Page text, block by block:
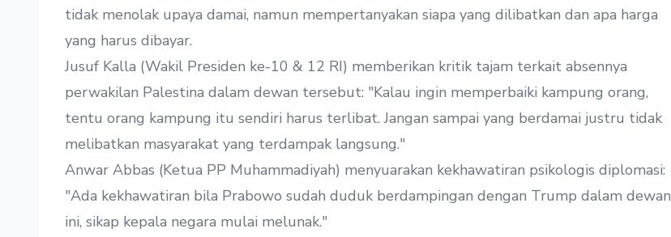
tidak menolak upaya damai, namun mempertanyakan siapa yang dilibatkan dan apa harga
yang harus dibayar.
Jusuf Kalla (Wakil Presiden ke-10 & 12 RI) memberikan kritik tajam terkait absennya
perwakilan Palestina dalam dewan tersebut: "Kalau ingin memperbaiki kampung orang,
tentu orang kampung itu sendiri harus terlibat. Jangan sampai yang berdamai justru tidak
melibatkan masyarakat yang terdampak langsung."
Anwar Abbas (Ketua PP Muhammadiyah) menyuarakan kekhawatiran psikologis diplomasi:
"Ada kekhawatiran bila Prabowo sudah duduk berdampingan dengan Trump dalam dewan
ini, sikap kepala negara mulai melunak."